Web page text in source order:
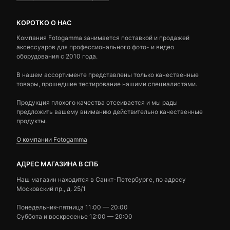
КОРОТКО О НАС
Компания Fotogamma занимается поставкой и продажей
аксессуаров для профессионального фото- и видео
оборудования с 2010 года.
В нашем ассортименте представлены только качественные
товары, прошедшие тестирование нашими специалистами.
Продукция плохого качества отсеивается и мы рады
предложить вашему вниманию действительно качественные
продукты.
О компании Fotogamma
АДРЕС МАГАЗИНА В СПБ
Наш магазин находится в Санкт-Петербурге, по адресу
Московский пр., д. 25/1
Понедельник-пятница 11:00 — 20:00
Суббота и воскресенье 12:00 — 20:00